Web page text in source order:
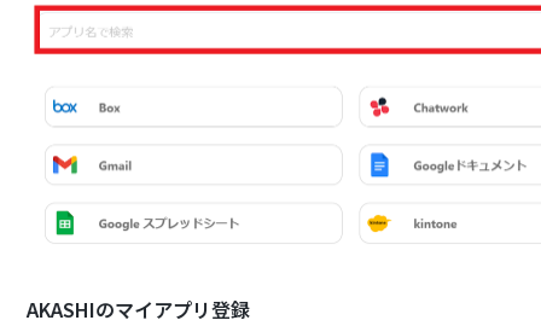
AKASHIのマイアプリ登録